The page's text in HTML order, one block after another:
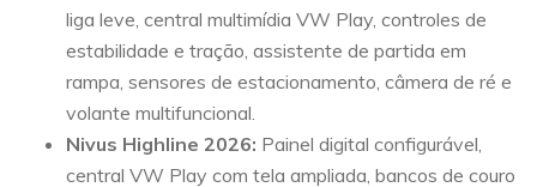
liga leve, central multimídia VW Play, controles de
estabilidade e tração, assistente de partida em
rampa, sensores de estacionamento, câmera de ré e
volante multifuncional.
Nivus Highline 2026: Painel digital configurável,
central VW Play com tela ampliada, bancos de couro